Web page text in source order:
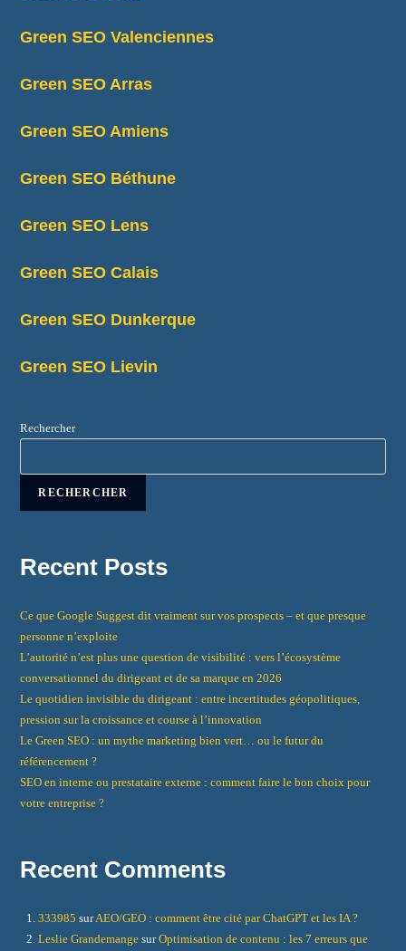
Green SEO Valenciennes
Green SEO Arras
Green SEO Amiens
Green SEO Béthune
Green SEO Lens
Green SEO Calais
Green SEO Dunkerque
Green SEO Lievin
Rechercher
RECHERCHER
Recent Posts
Ce que Google Suggest dit vraiment sur vos prospects – et que presque
personne n’exploite
L’autorité n’est plus une question de visibilité : vers l’écosystème
conversationnel du dirigeant et de sa marque en 2026
Le quotidien invisible du dirigeant : entre incertitudes géopolitiques,
pression sur la croissance et course à l’innovation
Le Green SEO : un mythe marketing bien vert… ou le futur du
référencement ?
SEO en interne ou prestataire externe : comment faire le bon choix pour
votre entreprise ?
Recent Comments
333985 surAEO/GEO : comment être cité par ChatGPT et les IA ?
Leslie Grandemange surOptimisation de contenu : les 7 erreurs que